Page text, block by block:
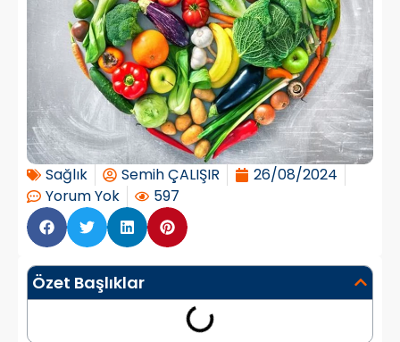
Sağlık Semih ÇALIŞIR
26/08/2024
Yorum Yok
597
Özet Başlıklar